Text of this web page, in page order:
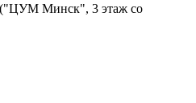
("ЦУМ Минск", 3 этаж со